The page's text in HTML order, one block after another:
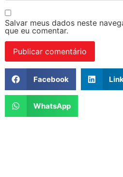
Salvar meus dados neste
que eu comentar.
Facebook
WhatsApp